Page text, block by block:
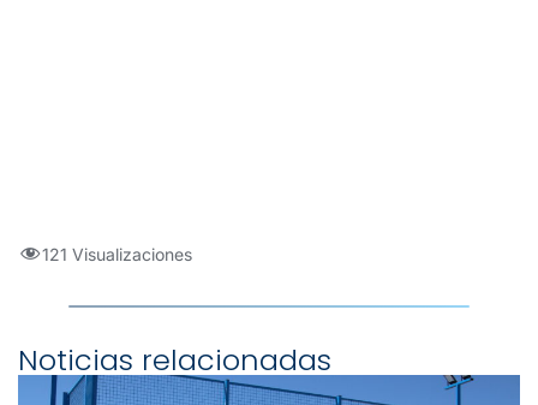
121 Visualizaciones
Noticias relacionadas